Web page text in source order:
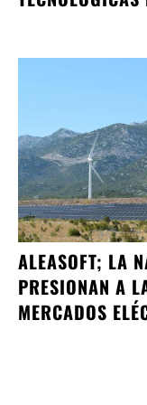
ALEASOFT; LA
PRESIONAN A
MERCADOS